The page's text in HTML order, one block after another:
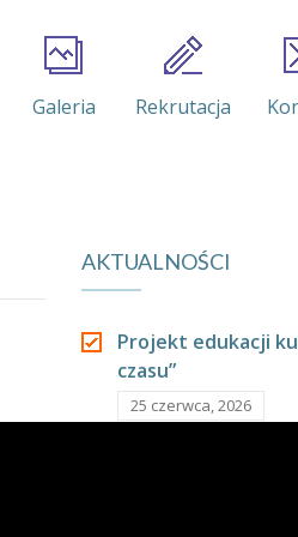
Galeria Rekrutacja
AKTUALNOŚCI
Projekt edukacji
czasu”
25 czerwca, 2026